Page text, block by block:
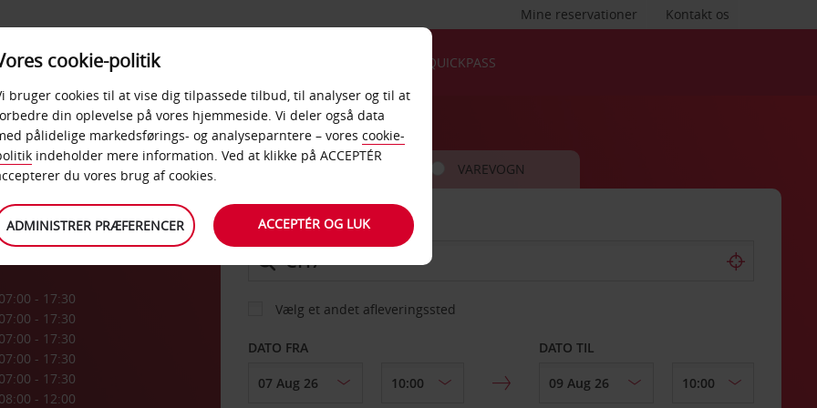
Kontakt os
Mine reservationer
PRODUKTER &
KONTORER
QUICKPASS
07:00 - 17:30
07:00 - 17:30
07:00 - 17:30
07:00 - 17:30
07:00 - 17:30
08:00 - 12:00
BIL VAREVOGN
AFHENT FRA
Vælg et andet afleveringssted
DATO FRA DATO TIL
cookie-politik
bruger cookies til at vise dig tilpassede tilbud, til analyser og til at
din oplevelse på vores hjemmeside. Vi deler også data
pålidelige markedsførings- og analyseparntere – vores cookie-
indeholder mere information. Ved at klikke på ACCEPTÉR
du vores brug af cookies.
ADMINISTRER PRÆFERENCER ACCEPTÉR OG LUK